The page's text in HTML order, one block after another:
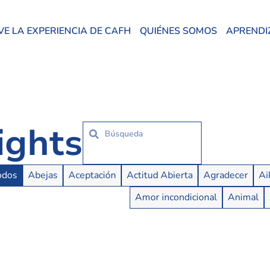
LA EXPERIENCIA DE CAFH QUIÉNES SOMOS
Abejas Aceptación Actitud Abierta Agradecer
Amor incondicional
Animal